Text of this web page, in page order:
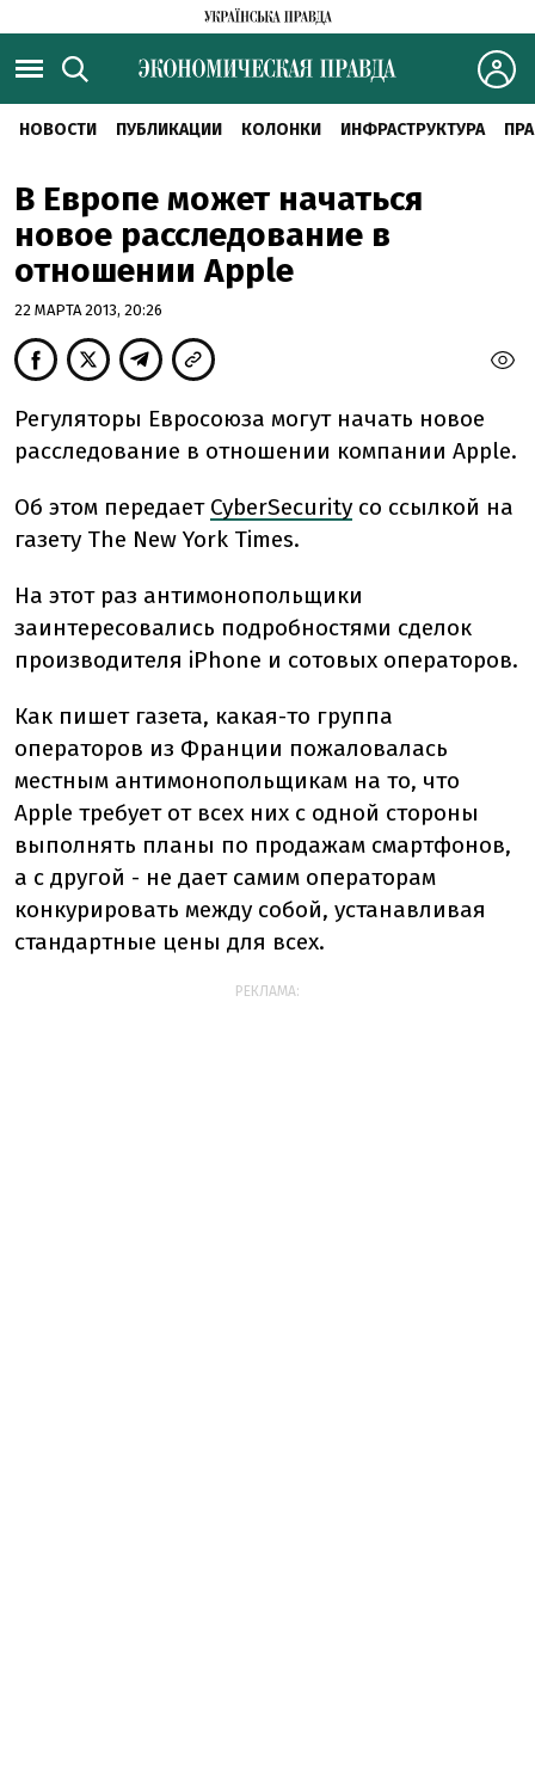
НОВОСТИ ПУБЛИКАЦИИ КОЛОНКИ ИНФРАСТРУКТУРА
В Европе может начаться
новое расследование в
отношении Apple
22 МАРТА 2013, 20:26
Регуляторы Евросоюза могут начать новое
расследование в отношении компании Apple.
Об этом передает CyberSecurity со ссылкой на
газету The New York Times.
На этот раз антимонопольщики
заинтересовались подробностями сделок
производителя iPhone и сотовых операторов.
Как пишет газета, какая-то группа
операторов из Франции пожаловалась
местным антимонопольщикам на то, что
Apple требует от всех них с одной стороны
выполнять планы по продажам смартфонов,
а с другой - не дает самим операторам
конкурировать между собой, устанавливая
стандартные цены для всех.
РЕКЛАМА: